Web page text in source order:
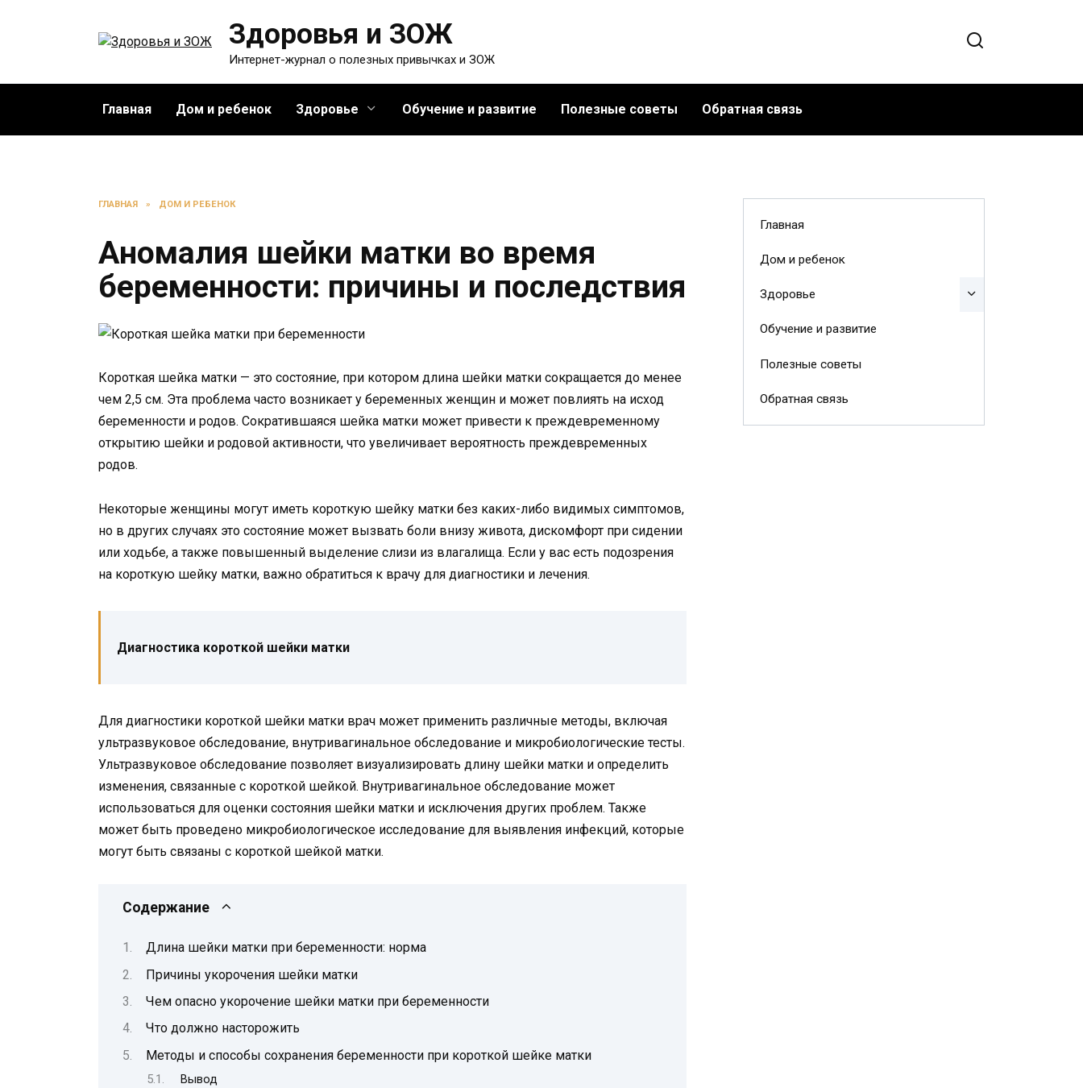
Здоровья и ЗОЖ
Интернет-журнал о полезных привычках и ЗОЖ
Главная Дом и ребенок Здоровье Обучение и развитие Полезные советы Обратная связь
ГЛАВНАЯ » ДОМ И РЕБЕНОК
Аномалия шейки матки во время
беременности: причины и последствия
Короткая шейка матки — это состояние, при котором длина шейки матки сокращается до менее
чем 2,5 см. Эта проблема часто возникает у беременных женщин и может повлиять на исход
беременности и родов. Сократившаяся шейка матки может привести к преждевременному
открытию шейки и родовой активности, что увеличивает вероятность преждевременных
родов.
Некоторые женщины могут иметь короткую шейку матки без каких-либо видимых симптомов,
но в других случаях это состояние может вызвать боли внизу живота, дискомфорт при сидении
или ходьбе, а также повышенный выделение слизи из влагалища. Если у вас есть подозрения
на короткую шейку матки, важно обратиться к врачу для диагностики и лечения.
Диагностика короткой шейки матки
Для диагностики короткой шейки матки врач может применить различные методы, включая
ультразвуковое обследование, внутривагинальное обследование и микробиологические тесты.
Ультразвуковое обследование позволяет визуализировать длину шейки матки и определить
изменения, связанные с короткой шейкой. Внутривагинальное обследование может
использоваться для оценки состояния шейки матки и исключения других проблем. Также
может быть проведено микробиологическое исследование для выявления инфекций, которые
могут быть связаны с короткой шейкой матки.
Содержание
Длина шейки матки при беременности: норма
Причины укорочения шейки матки
Чем опасно укорочение шейки матки при беременности
Что должно насторожить
Методы и способы сохранения беременности при короткой шейке матки
Вывод
Главная
Дом и ребенок
Здоровье
Обучение и развитие
Полезные советы
Обратная связь